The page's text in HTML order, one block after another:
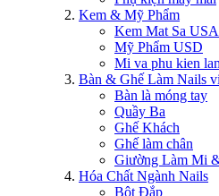
Kem & Mỹ Phẩm
Kem Mat Sa USA
Mỹ Phẩm USD
Mi va phu kien
Bàn & Ghế Làm Nails
Bàn là móng tay
Quầy Ba
Ghế Khách
Ghế làm chân
Giường Làm Mi
Hóa Chất Ngành Nails
Bột Đắp